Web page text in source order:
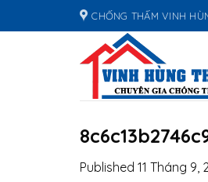
to
CHỐNG THẤM VINH
Published 11 Tháng 9,